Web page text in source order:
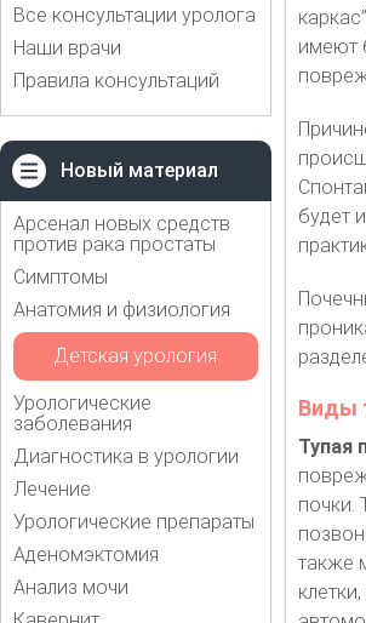
Все консультации уролога
Наши врачи
Правила консультаций
Новый материал
Арсенал новых средств
против рака простаты
Симптомы
Анатомия и физиология
Детская урология
Урологические
заболевания
Диагностика в урологии
Лечение
Урологические препараты
Аденомэктомия
Анализ мочи
имеют
будет
Виды
Тупая
почки.
также